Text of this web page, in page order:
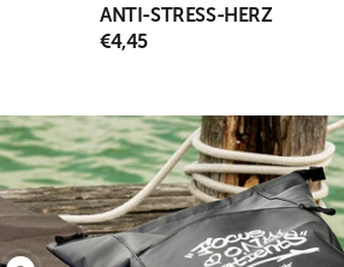
ANTI-STRESS-HERZ
ANGEBOTSPREIS
€4,45